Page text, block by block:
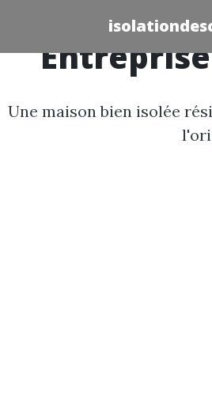
Une maison bien isolée